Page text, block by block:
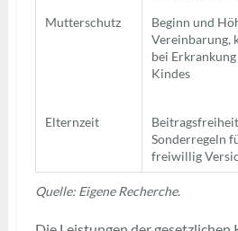
Mutterschutz
Beginn und
Vereinbarung,
bei Erkrankung
Kindes
Elternzeit
Sonderregeln
freiwillig
Quelle: Eigene Recherche.